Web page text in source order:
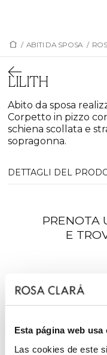
Esta página web usa
Las cookies de este
/ ABITI DA SPOSA /
LILITH
Abito da sposa
Corpetto in pizzo
schiena scollata e
sopragonna.
DETTAGLI DEL
PRENOTA
E